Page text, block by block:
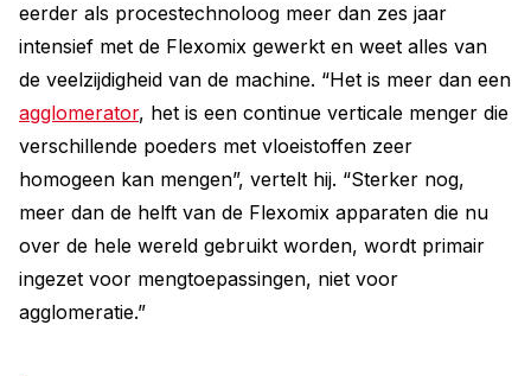
eerder als procestechnoloog meer dan zes jaar
intensief met de Flexomix gewerkt en weet alles van
de veelzijdigheid van de machine. “Het is meer dan een
agglomerator, het is een continue verticale menger die
verschillende poeders met vloeistoffen zeer
homogeen kan mengen”, vertelt hij. “Sterker nog,
meer dan de helft van de Flexomix apparaten die nu
over de hele wereld gebruikt worden, wordt primair
ingezet voor mengtoepassingen, niet voor
agglomeratie.”